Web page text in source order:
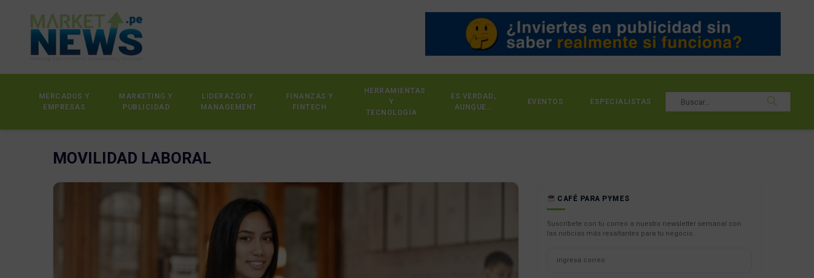
MERCADOS Y
EMPRESAS
MARKETING Y
PUBLICIDAD
LIDERAZGO Y
MANAGEMENT
FINANZAS Y
FINTECH
HERRAMIENTAS
Y
TECNOLOGÍA
ES VERDAD,
AUNQUE…
EVENTOS ESPECIALISTAS
MOVILIDAD LABORAL
CAFÉ PARA PYMES
Suscríbete con tu correo a nuestro newsletter semanal con
las noticias más resaltantes para tu negocio.